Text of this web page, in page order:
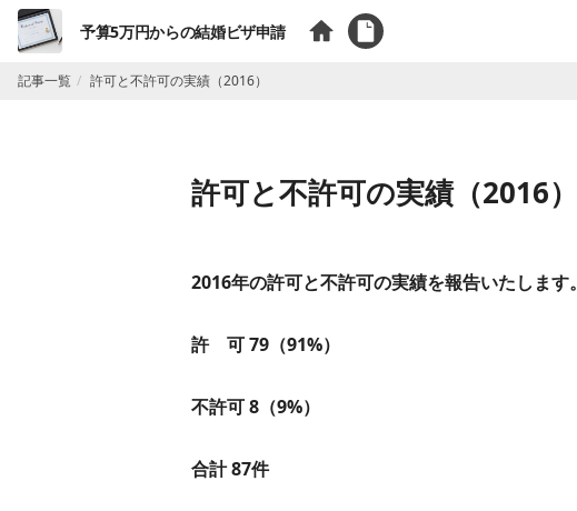
予算5万円からの結婚ビザ申請
記事一覧 許可と不許可の実績（2016）
許可と不許可の実績（2016）
2016年の許可と不許可の実績を報告いたします。
許 可 79（91%）
不許可 8（9%）
合計 87件